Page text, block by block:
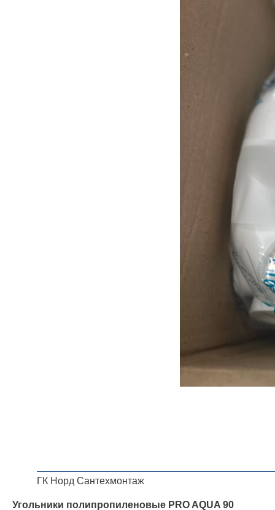
ГК Норд Сантехмонтаж
Угольники полипропиленовые PRO AQUA 90